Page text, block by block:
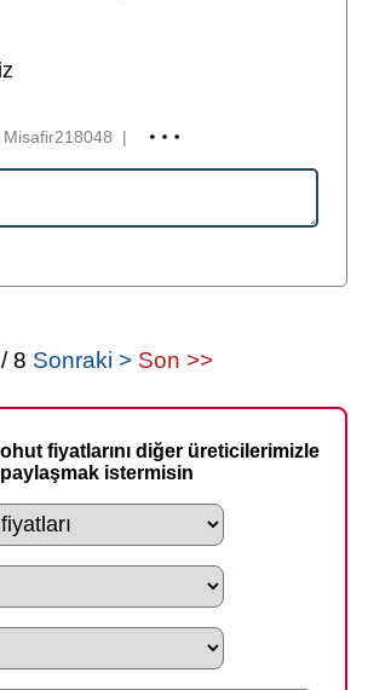
Misafir218048 |
/ 8 Sonraki > Son >>
fiyatlarını diğer üreticilerimizle
paylaşmak istermisin